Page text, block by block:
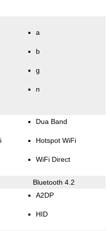
a
b
g
n
Dua Band
Hotspot WiFi
WiFi Direct
Bluetooth 4.2
A2DP
HID